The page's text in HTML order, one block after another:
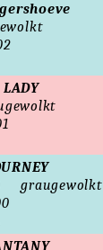
graugewolkt